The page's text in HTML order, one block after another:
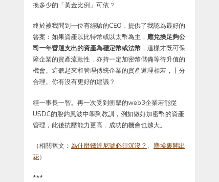
換多少的「黃金比例」可依？
終於被我問到一位有經驗的CEO，提供了我認為最好的
答案：如果資產以比特幣或以太幣為主， 應兌換足夠公
司一年營運支出的資產為穩定幣或法幣 ，這樣才既可保
障企業的資產流動性，亦持一定加密幣儲備等待升值的
機會。這聽起來和管理傳統企業的資產道理相若，十分
合理。你有沒有更好的建議？
經一事長一智。再一次受到衝擊的web3企業若能從
USDC的脫鈎風波中學到教訓，例如做好加密幣的資產
管理，此後抗壓能力更高，成功的機會也越大。
（相關舊文： 為什麼鐵達尼號必須沉沒？
塵埃裏開出
花）
***